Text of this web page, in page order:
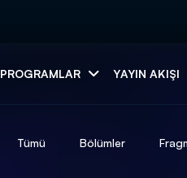
PROGRAMLAR YAYIN AKIŞI
Tümü Bölümler